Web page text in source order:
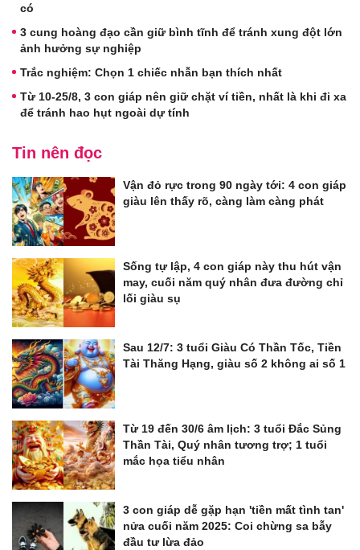
có
3 cung hoàng đạo cần giữ bình tĩnh để tránh xung đột lớn
ảnh hưởng sự nghiệp
Trắc nghiệm: Chọn 1 chiếc nhẫn bạn thích nhất
Từ 10-25/8, 3 con giáp nên giữ chặt ví tiền, nhất là khi đi xa
để tránh hao hụt ngoài dự tính
Tin nên đọc
Vận đỏ rực trong 90 ngày tới: 4 con giáp
giàu lên thấy rõ, càng làm càng phát
Sống tự lập, 4 con giáp này thu hút vận
may, cuối năm quý nhân đưa đường chỉ
lối giàu sụ
Sau 12/7: 3 tuổi Giàu Có Thần Tốc, Tiền
Tài Thăng Hạng, giàu số 2 không ai số 1
Từ 19 đến 30/6 âm lịch: 3 tuổi Đắc Sủng
Thần Tài, Quý nhân tương trợ; 1 tuổi
mắc họa tiểu nhân
3 con giáp dễ gặp hạn 'tiền mất tình tan'
nửa cuối năm 2025: Coi chừng sa bẫy
đầu tư lừa đảo